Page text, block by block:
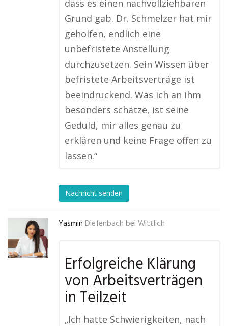
dass es einen nachvollziehbaren
Grund gab. Dr. Schmelzer hat mir
geholfen, endlich eine
unbefristete Anstellung
durchzusetzen. Sein Wissen über
befristete Arbeitsverträge ist
beeindruckend. Was ich an ihm
besonders schätze, ist seine
Geduld, mir alles genau zu
erklären und keine Frage offen zu
lassen.“
Nachricht senden
Yasmin Diefenbach bei Wittlich
Erfolgreiche Klärung
von Arbeitsverträgen
in Teilzeit
„Ich hatte Schwierigkeiten, nach